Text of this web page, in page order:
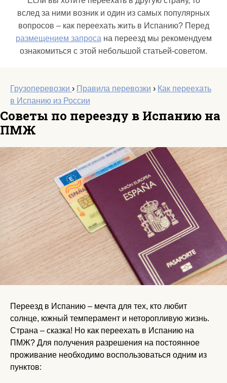
вслед за ними возник и один из самых популярных
вопросов – как переехать жить в Испанию? Перед
размещением запроса на переезд мы рекомендуем
ознакомиться с этой небольшой статьей-советом.
Грузоперевозки › Правила перевозки › Как переехать
в Испанию из России
Советы по переезду в Испанию на
ПМЖ
Переезд в Испанию – мечта для тех, кто любит
солнце, южный темперамент и неторопливую жизнь.
Страна – сказка! Но как переехать в Испанию на
ПМЖ? Для получения разрешения на постоянное
проживание необходимо воспользоваться одним из
пунктов: